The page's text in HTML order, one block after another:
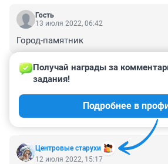
Гость
13 июля 2022, 06:42
Город-памятник
Гость
Как и вся россия
Центровые старухи
Получай награды за
задания!
Подробнее в
12 июля 2022, 15:17